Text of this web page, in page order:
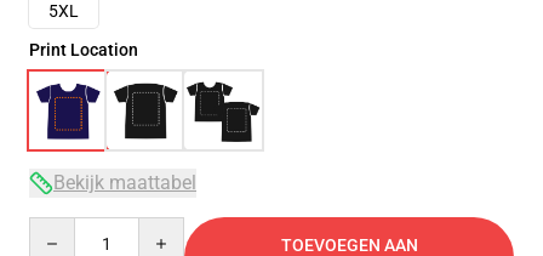
5XL
Print Location
Bekijk maattabel
TOEVOEGEN AAN